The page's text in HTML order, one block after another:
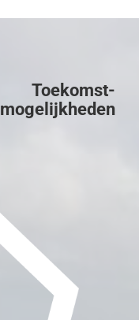
Toekomst-
mogelijkheden